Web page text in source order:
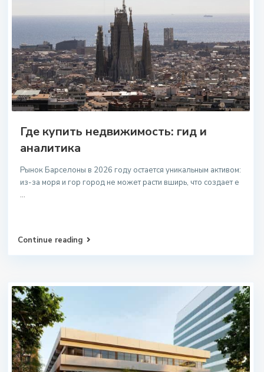
Где купить недвижимость: гид и
аналитика
Рынок Барселоны в 2026 году остается уникальным активом:
из-за моря и гор город не может расти вширь, что создает е
...
Continue reading